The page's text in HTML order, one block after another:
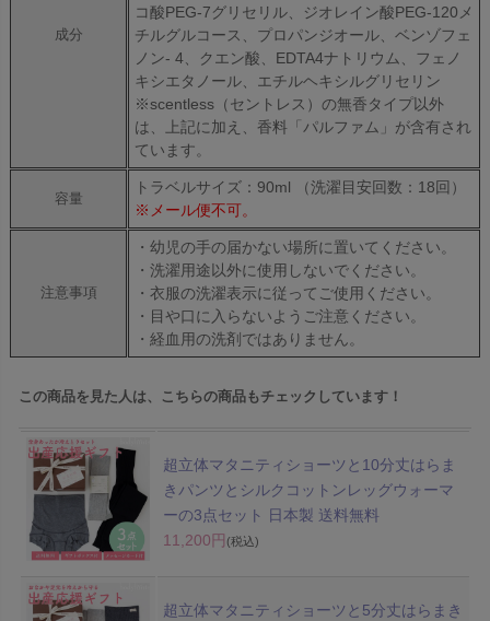
成分
コ酸PEG-7グリセリル、ジオレイン酸PEG-120メ
チルグルコース、プロパンジオール、ベンゾフェ
ノン- 4、クエン酸、EDTA4ナトリウム、フェノ
キシエタノール、エチルヘキシルグリセリン
※scentless（セントレス）の無香タイプ以外
は、上記に加え、香料「パルファム」が含有され
ています。
容量
トラベルサイズ：90ml （洗濯目安回数：18回）
※メール便不可。
注意事項
・幼児の手の届かない場所に置いてください。
・洗濯用途以外に使用しないでください。
・衣服の洗濯表示に従ってご使用ください。
・目や口に入らないようご注意ください。
・経血用の洗剤ではありません。
この商品を見た人は、こちらの商品もチェックしています！
超立体マタニティショーツと10分丈はらま
きパンツとシルクコットンレッグウォーマ
ーの3点セット 日本製 送料無料
11,200円 (税込)
超立体マタニティショーツと5分丈はらまき